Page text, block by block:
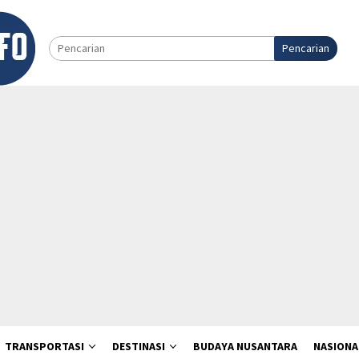
Pencarian
TRANSPORTASI DESTINASI BUDAYA NUSANTARA